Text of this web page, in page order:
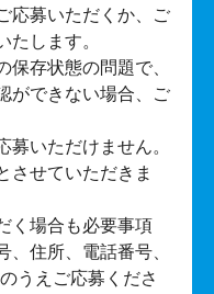
応募いただくか、ご
たします。
保存状態の問題で、
ができない場合、ご
募いただけません。
させていただきま
く場合も必要事項
、住所、電話番号、
うえご応募くださ